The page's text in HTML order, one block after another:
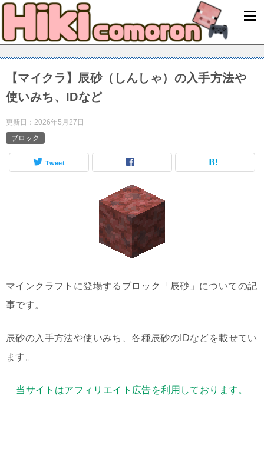
【マイクラ】辰砂（しんしゃ）の入手方法や
使いみち、IDなど
更新日： 2026年5月27日
ブロック
Tweet
マインクラフトに登場するブロック「辰砂」についての記
事です。
辰砂の入手方法や使いみち、各種辰砂のIDなどを載せてい
ます。
当サイトはアフィリエイト広告を利用しております。